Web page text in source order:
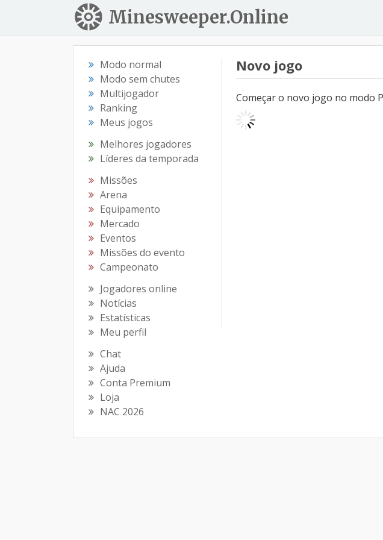
Minesweeper.Online
Modo normal
Modo sem chutes
Multijogador
Ranking
Meus jogos
Melhores jogadores
Líderes da temporada
Missões
Arena
Equipamento
Mercado
Eventos
Missões do evento
Campeonato
Jogadores online
Notícias
Estatísticas
Meu perfil
Chat
Ajuda
Conta Premium
Loja
NAC 2026
Novo jogo
Começar o novo jogo no modo